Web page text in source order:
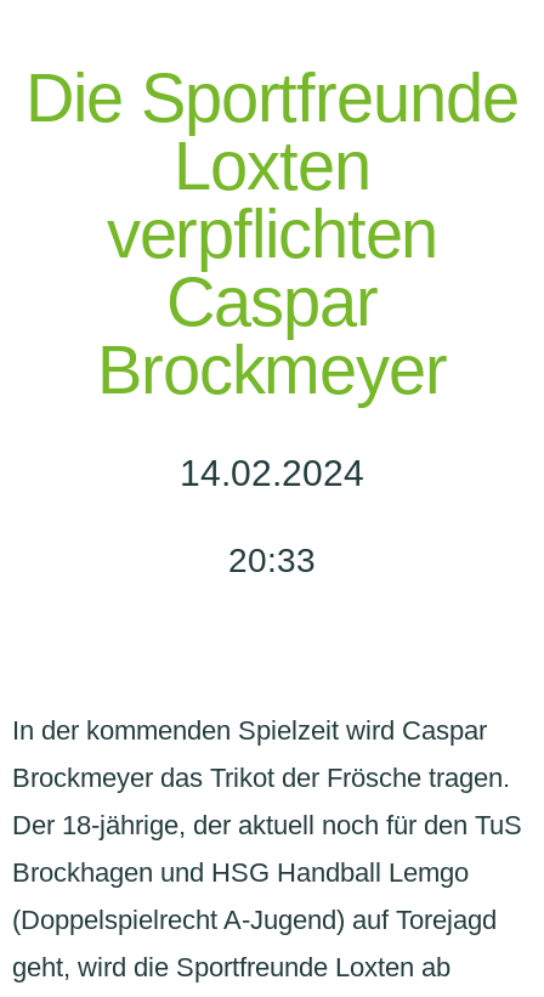
Die Sportfreunde
Loxten
verpflichten
Caspar
Brockmeyer
14.02.2024
20:33
In der kommenden Spielzeit wird Caspar
Brockmeyer das Trikot der Frösche tragen.
Der 18-jährige, der aktuell noch für den TuS
Brockhagen und HSG Handball Lemgo
(Doppelspielrecht A-Jugend) auf Torejagd
geht, wird die Sportfreunde Loxten ab